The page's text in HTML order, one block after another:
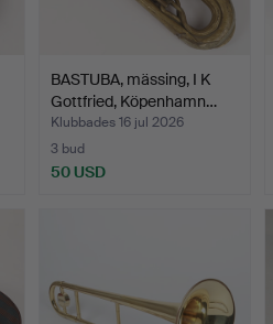
BASTUBA, mässing, I K
Gottfried, Köpenhamn…
Klubbades 16 jul 2026
3 bud
50 USD